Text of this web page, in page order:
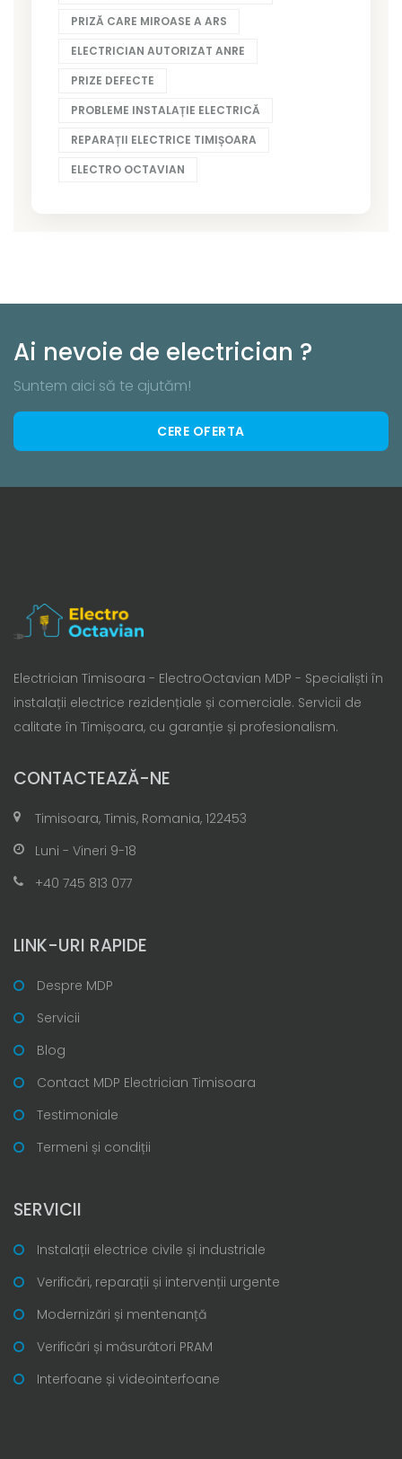
PRIZĂ CARE MIROASE A ARS
ELECTRICIAN AUTORIZAT ANRE
PRIZE DEFECTE
PROBLEME INSTALAȚIE ELECTRICĂ
REPARAȚII ELECTRICE TIMIȘOARA
ELECTRO OCTAVIAN
Ai nevoie de electrician ?
Suntem aici să te ajutăm!
CERE OFERTA
Electrician Timisoara - ElectroOctavian MDP - Specialiști în
instalații electrice rezidențiale și comerciale. Servicii de
calitate în Timișoara, cu garanție și profesionalism.
CONTACTEAZĂ-NE
Timisoara, Timis, Romania, 122453
Luni - Vineri 9-18
+40 745 813 077
LINK-URI RAPIDE
Despre MDP
Servicii
Blog
Contact MDP Electrician Timisoara
Testimoniale
Termeni și condiții
SERVICII
Instalații electrice civile și industriale
Verificări, reparații și intervenții urgente
Modernizări și mentenanță
Verificări și măsurători PRAM
Interfoane și videointerfoane